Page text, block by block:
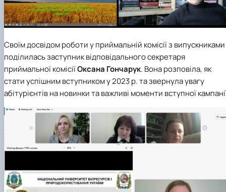
Своїм досвідом роботи у приймальній комісії з випускниками
поділилась заступник відповідальногосекретаря
приймальної комісіїОксана Гончарук. Вона розповіла, як
стати успішним вступником у 2023 р. та звернула увагу
абітурієнтів на новинки та важливі моменти вступної